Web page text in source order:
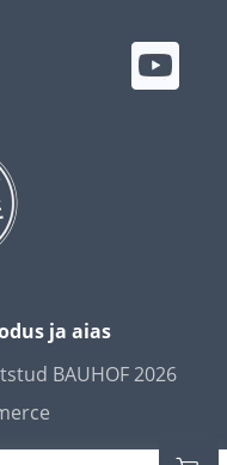
ja aias
BAUHOF 2026